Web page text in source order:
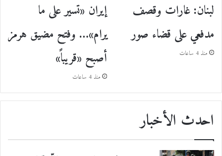
لبنان: غارات وقصف
مدفعي على قضاء صور
منذ 4 ساعات
إيران «تسير على ما
يرام»… وفتح مضيق هرمز
أصبح «قريباً»
منذ 4 ساعات
احدث الأخبار